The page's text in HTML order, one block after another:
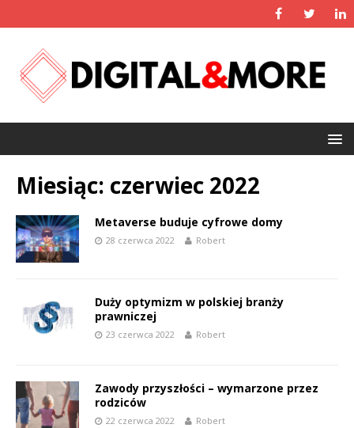
Miesiąc: czerwiec 2022
Metaverse buduje cyfrowe domy
28 czerwca 2022 Robert
Duży optymizm w polskiej branży
prawniczej
23 czerwca 2022 Robert
Zawody przyszłości – wymarzone przez
rodziców
22 czerwca 2022 Robert